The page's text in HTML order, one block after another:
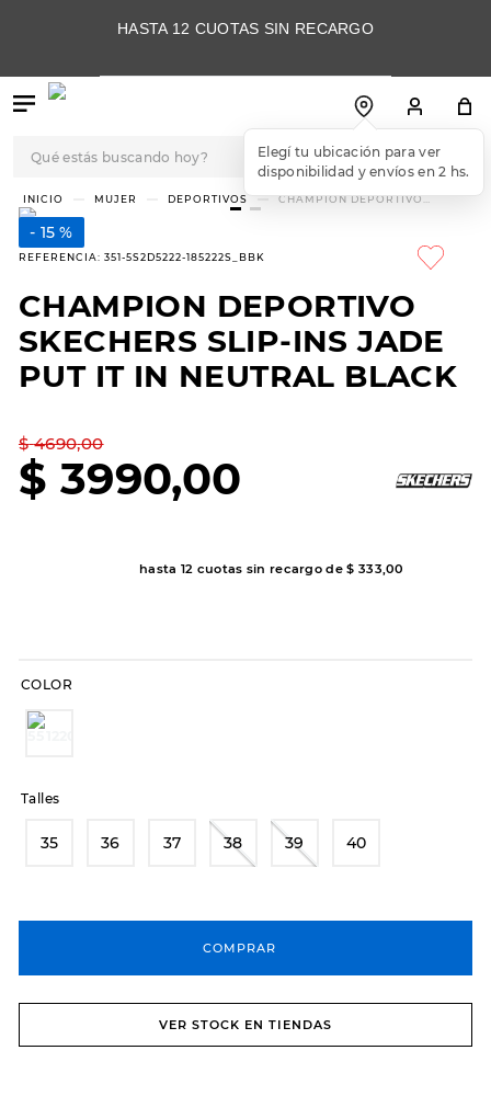
HASTA 12 CUOTAS SIN RECARGO
Elegí tu ubicación para ver
disponibilidad y envíos en 2 hs.
MUJER DEPORTIVOS
CHAMPION DEPORTIVO
15 %
REFERENCIA: 351-5S2D5222-185222S_BBK
CHAMPION DEPORTIVO
SKECHERS SLIP-INS JADE
PUT IT IN NEUTRAL BLACK
$ 4690,00
$ 3990,00
hasta 12 cuotas sin recargo de$ 333,00
COLOR
Talles
35 36 37 38 39 40
COMPRAR
VER STOCK EN TIENDAS
TÉRMINOS MÁS
BUSCADOS
1.
3.
skechers slip-ins
4.
championes